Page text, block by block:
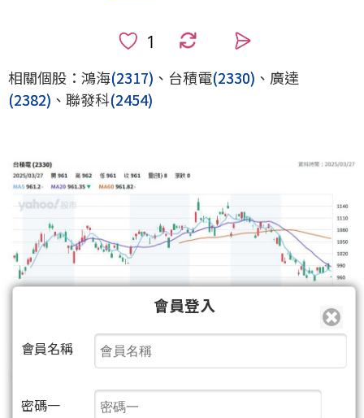
相關個股：鴻海(2317) 、台積電(2330) 、廣達
(2382) 、聯發科(2454)
會員登入
會員名稱
密碼一